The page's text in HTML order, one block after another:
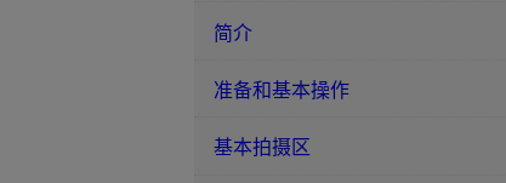
简介
准备和基本操作
基本拍摄区